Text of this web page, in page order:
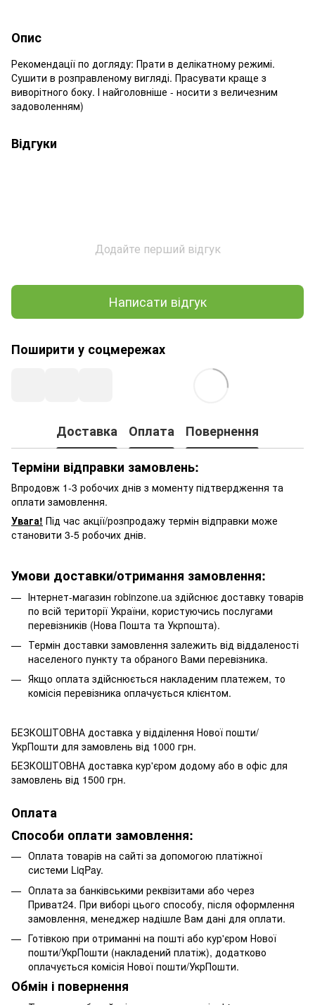
Опис
Рекомендації по догляду: Прати в делікатному режимі.
Сушити в розправленому вигляді. Прасувати краще з
виворітного боку. І найголовніше - носити з величезним
задоволенням)
Відгуки
Додайте перший відгук
Написати відгук
Поширити у соцмережах
Доставка Оплата
Повернення
Терміни відправки замовлень:
Впродовж 1-3 робочих днів з моменту підтвердження та
оплати замовлення.
Увага! Під час акції/розпродажу термін відправки може
становити 3-5 робочих днів.
Умови доставки/отримання замовлення:
Інтернет-магазин robinzone.ua здійснює доставку товарів
по всій території України, користуючись послугами
перевізників (Нова Пошта та Укрпошта).
Термін доставки замовлення залежить від віддаленості
населеного пункту та обраного Вами перевізника.
Якщо оплата здійснюється накладеним платежем, то
комісія перевізника оплачується клієнтом.
БЕЗКОШТОВНА доставка у відділення Нової пошти/
УкрПошти для замовлень від 1000 грн.
БЕЗКОШТОВНА доставка кур'єром додому або в офіс для
замовлень від 1500 грн.
Оплата
Способи оплати замовлення:
Оплата товарів на сайті за допомогою платіжної
системи LiqPay.
Оплата за банківськими реквізитами або через
Приват24. При виборі цього способу, після оформлення
замовлення, менеджер надішле Вам дані для оплати.
Готівкою при отриманні на пошті або кур'єром Нової
пошти/УкрПошти (накладений платіж), додатково
оплачується комісія Нової пошти/УкрПошти.
Обмін і повернення